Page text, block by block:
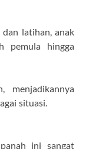
latihan, anak
pemula hingga
menjadikannya
situasi.
ini sangat